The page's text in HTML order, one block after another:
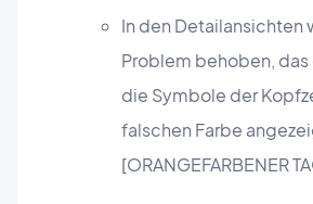
In den Detailansichten
Problem behoben, das
die Symbole der
falschen Farbe
[ORANGEFARBENER